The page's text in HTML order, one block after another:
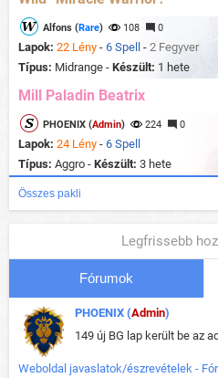
Alfons (Rare) 108 0
Lapok: 22 Lény - 6 Spell - 2 Fegyver
Típus: Midrange - Készült: 1 hete
Mill Paladin Beatrix
PHOENIX (Admin) 224 0
Lapok: 24 Lény - 6 Spell
Típus: Aggro - Készült: 3 hete
Összes pakli
Legfrissebb
Fórumok
PHOENIX (Admin)
Weboldal javaslatok/észrevételek -